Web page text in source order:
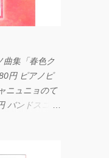
曲集「春色ク
円 ピアノピ
ニュニョのて
ンドスコア